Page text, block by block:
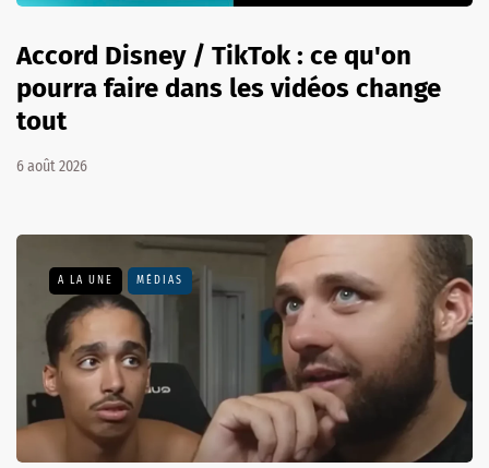
Accord Disney / TikTok : ce qu'on
pourra faire dans les vidéos change
tout
6 août 2026
A LA UNE MÉDIAS